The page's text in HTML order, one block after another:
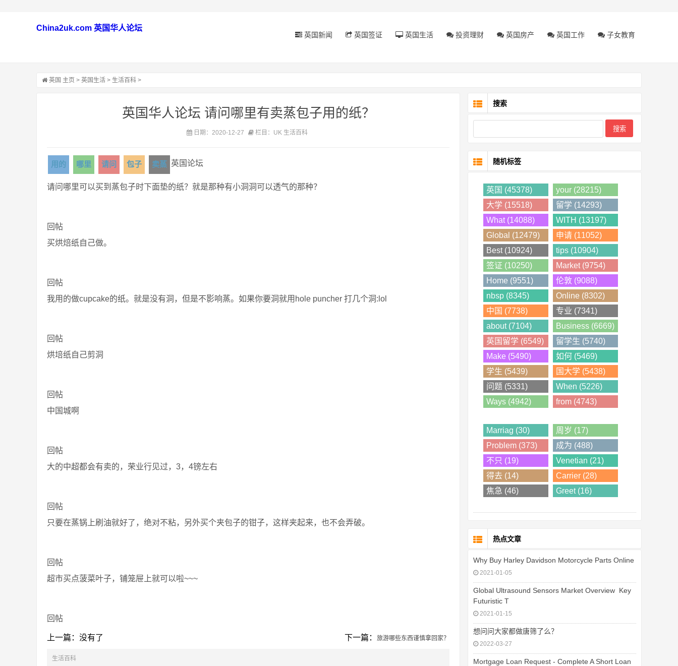
China2uk.com 英国华人论坛
英国新闻 英国签证 英国生活 投资理财 英国房产 英国工作 子女教育
英国 主页 > 英国生活 > 生活百科 >
英国华人论坛 请问哪里有卖蒸包子用的纸？
日期：2020-12-27 栏目：UK 生活百科
用的 哪里 请问 包子 卖蒸 英国论坛
请问哪里可以买到蒸包子时下面垫的纸？就是那种有小洞洞可以透气的那种？
回帖
买烘焙纸自己做。
回帖
我用的做cupcake的纸。就是没有洞，但是不影响蒸。如果你要洞就用hole puncher 打几个洞:lol
回帖
烘培纸自己剪洞
回帖
中国城啊
回帖
大的中超都会有卖的，荣业行见过，3，4镑左右
回帖
只要在蒸锅上刷油就好了，绝对不粘，另外买个夹包子的钳子，这样夹起来，也不会弄破。
回帖
超市买点菠菜叶子，铺笼屉上就可以啦~~~
回帖
上一篇：没有了 下一篇： 旅游哪些东西谨慎拿回家？
生活百科
搜索
随机标签
英国 (45378)
your (28215)
大学 (15518)
留学 (14293)
What (14088)
WITH (13197)
Global (12479)
申请 (11052)
Best (10924)
tips (10904)
签证 (10250)
Market (9754)
Home (9551)
伦敦 (9088)
nbsp (8345)
Online (8302)
中国 (7738)
专业 (7341)
about (7104)
Business (6669)
英国留学 (6549)
留学生 (5740)
Make (5490)
如何 (5469)
学生 (5439)
国大学 (5438)
问题 (5331)
When (5226)
Ways (4942)
from (4743)
Marriag (30)
周岁 (17)
Problem (373)
成为 (488)
不只 (19)
Venetian (21)
得去 (14)
Carrier (28)
焦急 (46)
Greet (16)
热点文章
Why Buy Harley Davidson Motorcycle Parts Online
2021-01-05
Global Ultrasound Sensors Market Overview  Key
Futuristic T
2021-01-15
想问问大家都做唐筛了么？
2022-03-27
Mortgage Loan Request - Complete A Short Loan